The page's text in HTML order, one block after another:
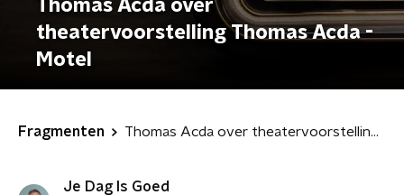
Thomas Acda over
theatervoorstelling Thomas Acda -
Motel
Fragmenten Thomas Acda over theatervoorstelling Thomas Acda - Motel
Je Dag Is Goed